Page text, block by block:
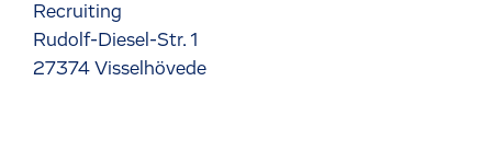
Recruiting
Rudolf-Diesel-Str. 1
27374 Visselhövede